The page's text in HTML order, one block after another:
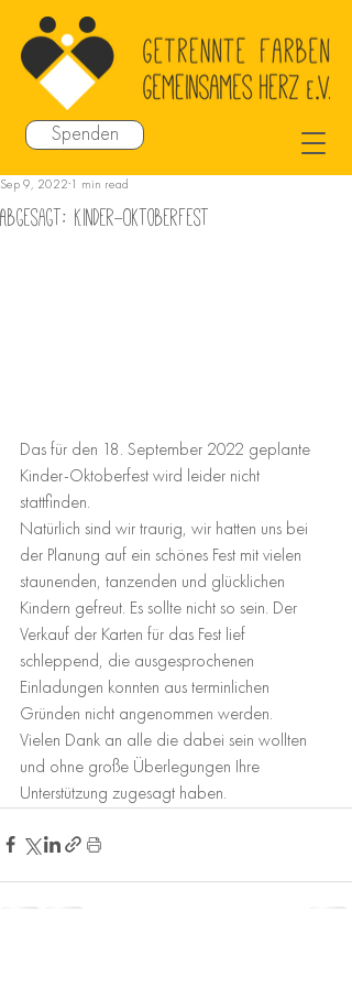
Spenden
Abgesagt: Kinder-Oktoberfest
Sep 9, 2022 1 min read
Das für den 18. September 2022 geplante
Kinder-Oktoberfest wird leider nicht
stattfinden.
Natürlich sind wir traurig, wir hatten uns bei
der Planung auf ein schönes Fest mit vielen
staunenden, tanzenden und glücklichen
Kindern gefreut. Es sollte nicht so sein. Der
Verkauf der Karten für das Fest lief
schleppend, die ausgesprochenen
Einladungen konnten aus terminlichen
Gründen nicht angenommen werden.
Vielen Dank an alle die dabei sein wollten
und ohne große Überlegungen Ihre
Unterstützung zugesagt haben.